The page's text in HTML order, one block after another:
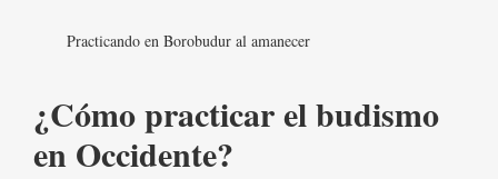
Practicando en Borobudur al amanecer
¿Cómo practicar el budismo
en Occidente?